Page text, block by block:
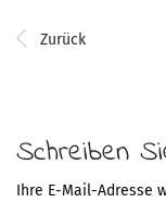
Zurück
Schreiben
Ihre E-Mail-Adresse